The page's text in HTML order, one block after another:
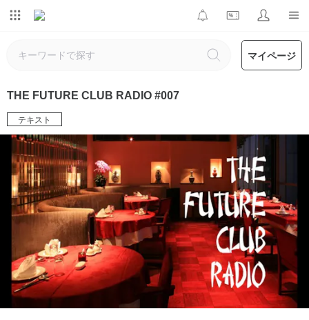
マイページ
THE FUTURE CLUB RADIO #007
テキスト